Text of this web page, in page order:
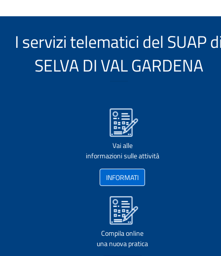
I servizi telematici del SUAP
SELVA DI VAL GARDENA
Vai alle
informazioni sulle attività
INFORMATI
Compila online
una nuova pratica